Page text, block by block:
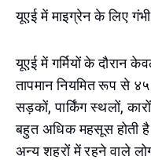
यूएई में माइग्रेन के लिए
यूएई में गर्मियों के दौरान
तापमान नियमित रूप से
सड़कों, पार्किंग स्थलों,
बहुत अधिक महसूस होती
अन्य शहरों में रहने वाले